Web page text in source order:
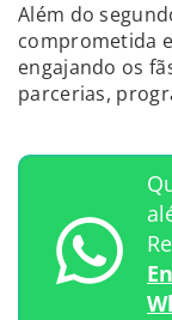
Além do
comprometida
engajando os
parcerias,